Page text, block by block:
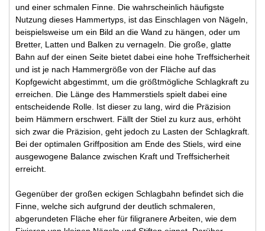
und einer schmalen Finne. Die wahrscheinlich häufigste
Nutzung dieses Hammertyps, ist das Einschlagen von Nägeln,
beispielsweise um ein Bild an die Wand zu hängen, oder um
Bretter, Latten und Balken zu vernageln. Die große, glatte
Bahn auf der einen Seite bietet dabei eine hohe Treffsicherheit
und ist je nach Hammergröße von der Fläche auf das
Kopfgewicht abgestimmt, um die größtmögliche Schlagkraft zu
erreichen. Die Länge des Hammerstiels spielt dabei eine
entscheidende Rolle. Ist dieser zu lang, wird die Präzision
beim Hämmern erschwert. Fällt der Stiel zu kurz aus, erhöht
sich zwar die Präzision, geht jedoch zu Lasten der Schlagkraft.
Bei der optimalen Griffposition am Ende des Stiels, wird eine
ausgewogene Balance zwischen Kraft und Treffsicherheit
erreicht.
Gegenüber der großen eckigen Schlagbahn befindet sich die
Finne, welche sich aufgrund der deutlich schmaleren,
abgerundeten Fläche eher für filigranere Arbeiten, wie dem